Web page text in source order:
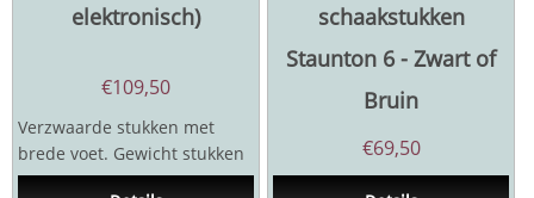
elektronisch)
€109,50
Verzwaarde stukken met
brede voet. Gewicht stukken
870 gram Koningshoogte 9,5
schaakstukken
Staunton 6 - Zwart of
Bruin
€69,50